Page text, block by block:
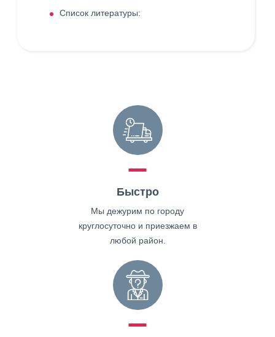
Список литературы:
Быстро
Мы дежурим по городу
круглосуточно и приезжаем в
любой район.